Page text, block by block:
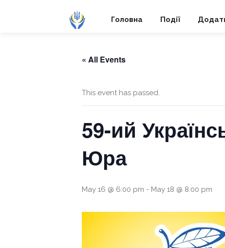
Головна Події
« All Events
This event has passed.
59-ий
Юра
May 16 @ 6:00 pm - May 18 @ 8:00 pm